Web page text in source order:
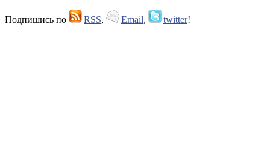
Подпишись по RSS, Email, twitter!